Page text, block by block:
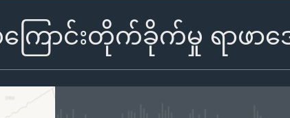
ကြောင်းတိုက်ခိုက်မှု ရာဖာ